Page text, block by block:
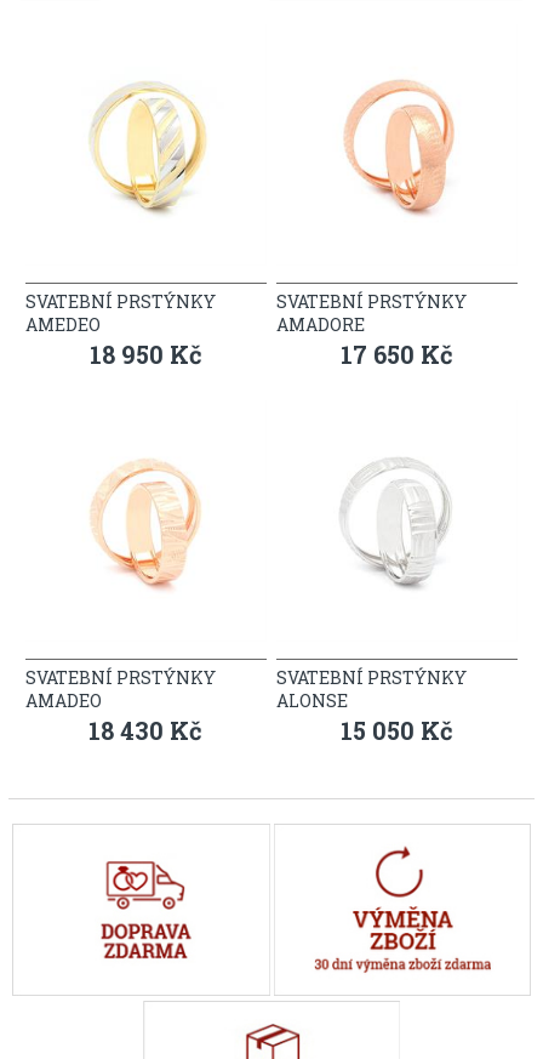
SVATEBNÍ PRSTÝNKY
AMEDEO
18 950 Kč
SVATEBNÍ PRSTÝNKY
AMADORE
17 650 Kč
SVATEBNÍ PRSTÝNKY
AMADEO
18 430 Kč
SVATEBNÍ PRSTÝNKY
ALONSE
15 050 Kč